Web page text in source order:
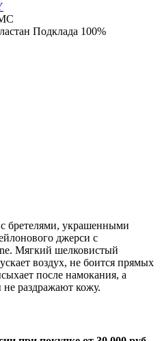
Подклада 100%
бретелями, украшенными
джерси с
Мягкий шелковистый
воздух, не боится прямых
после намокания, а
раздражают кожу.